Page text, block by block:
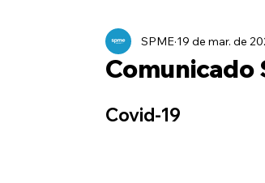
Comunicado
SPME 19 de mar. de
Covid-19